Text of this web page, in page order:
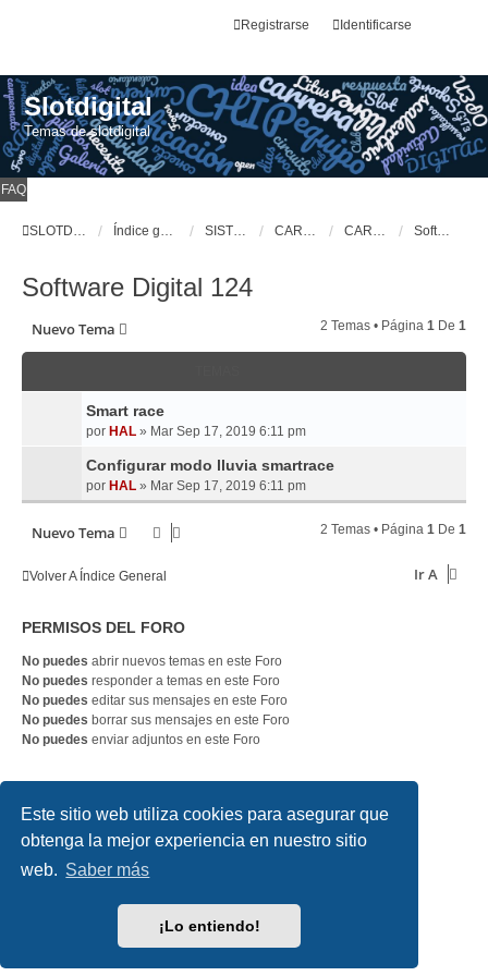
Este sitio web utiliza cookies para asegurar que
obtenga la mejor experiencia en nuestro sitio
web. Saber más
¡Lo entiendo!
Identificarse
Registrarse
Slotdigital
Temas de slotdigital
FAQ
SLOTDIGITAL Índice general SISTEMAS DE SLOT DIGITALES CARRERA CARRERA, Digital 124 Software Digital 124
Software Digital 124
Nuevo Tema 2 Temas • Página 1 De 1
Smart race
por HAL » Mar Sep 17, 2019 6:11 pm
Configurar modo lluvia smartrace
por HAL » Mar Sep 17, 2019 6:11 pm
Nuevo Tema 2 Temas • Página 1 De 1
Volver A Índice General Ir A
PERMISOS DEL FORO
No puedes abrir nuevos temas en este Foro
No puedes responder a temas en este Foro
No puedes editar sus mensajes en este Foro
No puedes borrar sus mensajes en este Foro
No puedes enviar adjuntos en este Foro
SLOTDIGITAL Índice general Contáctanos
Desarrollado porphpBB® Forum Software © phpBB Limited
Traducción al español porphpBB España
Condiciones